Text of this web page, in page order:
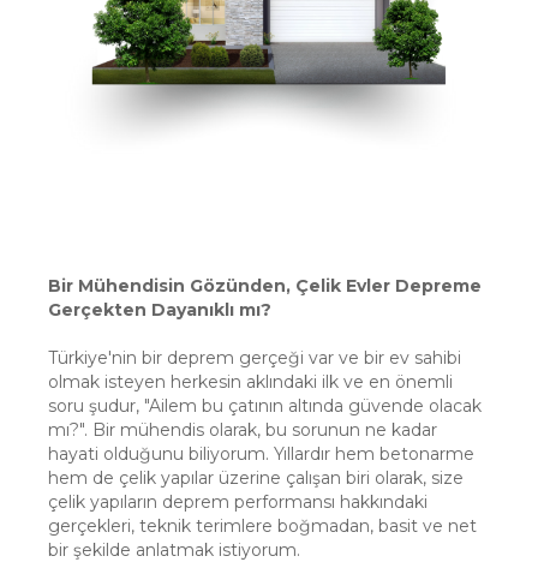
Bir Mühendisin Gözünden, Çelik Evler Depreme
Gerçekten Dayanıklı mı?
Türkiye'nin bir deprem gerçeği var ve bir ev sahibi
olmak isteyen herkesin aklındaki ilk ve en önemli
soru şudur, "Ailem bu çatının altında güvende olacak
mı?". Bir mühendis olarak, bu sorunun ne kadar
hayati olduğunu biliyorum. Yıllardır hem betonarme
hem de çelik yapılar üzerine çalışan biri olarak, size
çelik yapıların deprem performansı hakkındaki
gerçekleri, teknik terimlere boğmadan, basit ve net
bir şekilde anlatmak istiyorum.